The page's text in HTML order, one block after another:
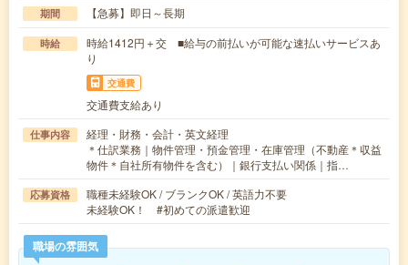
期間 【急募】即日～長期
時給
時給1412円＋交 ■給与の前払いが可能な速払いサービスあ
り
交通費
交通費支給あり
仕事内容
経理・財務・会計・英文経理
＊仕訳業務｜物件管理・預金管理・在庫管理（不動産＊収益
物件＊自社所有物件を含む）｜銀行支払い関係｜指…
応募資格
職種未経験OK / ブランクOK / 英語力不要
未経験OK！ #初めての派遣歓迎
職場の雰囲気